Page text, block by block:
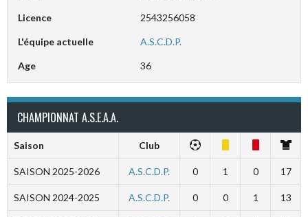
Licence 2543256058
L'équipe actuelle A.S.C.D.P.
Age 36
CHAMPIONNAT A.S.E.A.A.
Saison Club
SAISON 2025-2026 A.S.C.D.P. 0 1 0 17
SAISON 2024-2025 A.S.C.D.P. 0 0 1 13